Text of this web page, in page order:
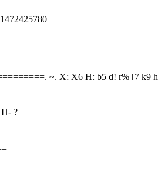
, ~, X; X6 H: b5 d! r% [7 k9 h
?